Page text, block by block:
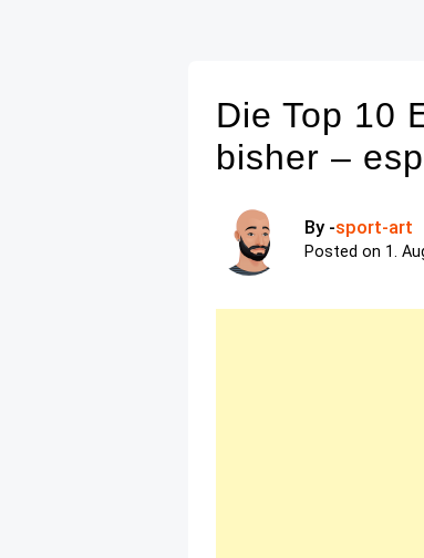
Die Top 10
bisher –
By -sport-art
Posted on 1.